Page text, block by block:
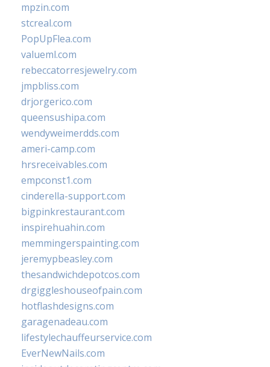
mpzin.com
stcreal.com
PopUpFlea.com
valueml.com
rebeccatorresjewelry.com
jmpbliss.com
drjorgerico.com
queensushipa.com
wendyweimerdds.com
ameri-camp.com
hrsreceivables.com
empconst1.com
cinderella-support.com
bigpinkrestaurant.com
inspirehuahin.com
memmingerspainting.com
jeremypbeasley.com
thesandwichdepotcos.com
drgiggleshouseofpain.com
hotflashdesigns.com
garagenadeau.com
lifestylechauffeurservice.com
EverNewNails.com